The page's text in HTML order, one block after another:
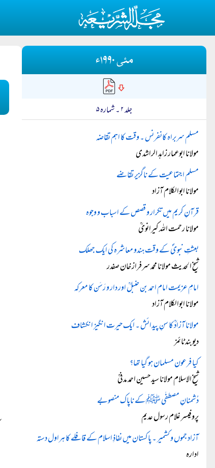
مئی ۱۹۹۰ء
جلد ۲ ۔ شمارہ ۵
مسلم سربراہ کانفرنس ۔ وقت کا اہم تقاضہ
مولانا ابوعمار زاہد الراشدی
مسلم اجتماعیت کے ناگزیر تقاضے
مولانا ابوالکلام آزاد
قرآنِ کریم میں تکرار و قصص کے اسباب و وجوہ
مولانا رحمت اللہ کیرانویؒ
بعثتِ نبویؐ کے وقت ہندو معاشرہ کی ایک جھلک
شیخ الحدیث مولانا محمد سرفراز خان صفدر
امامِ عزیمت امام احمد بن حنبلؒ اور دار و رَسَن کا معرکہ
مولانا ابوالکلام آزاد
مولانا آزادؒ کا سنِ پیدائش ۔ ایک حیرت انگیز انکشاف
دیوبند ٹائمز
کیا فرعون مسلمان ہو گیا تھا؟
شیخ الاسلام مولانا سید حسین احمد مدنیؒ
دُشمنانِ مصطفٰی ﷺ کے ناپاک منصوبے
پروفیسر غلام رسول عدیم
آزاد جموں و کشمیر ۔ پاکستان میں نفاذِ اسلام کے قافلے کا ہراول دستہ
ادارہ